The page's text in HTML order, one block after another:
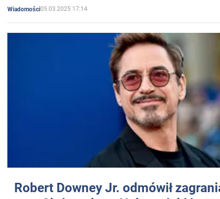
Wiadomości05.03.2025 17:14
Robert Downey Jr. odmówił